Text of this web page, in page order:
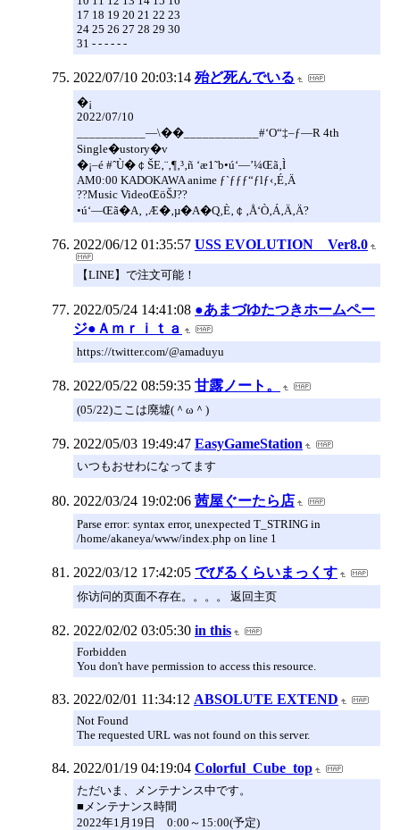
17 18 19 20 21 22 23
24 25 26 27 28 29 30
31 - - - - - -
2022/07/10 20:03:14 殆ど死んでいる
�¡
2022/07/10
___________—\��____________#‘O“‡–ƒ—R 4th
Single�ustory�v
�¡–é #ˆÙ�￠ŠE‚¨‚¶‚³‚ñ ‘æ1˜b•ú‘—’¼Œã‚Ì
AM0:00 KADOKAWA anime ƒ`ƒƒƒ“ƒlƒ‹‚É‚Ä
??Music VideoŒöŠJ??
•ú‘—Œã�A‚ ‚Æ�­‚µ�A�Q‚È‚￠‚Å‘Ò‚Á‚Ä‚Ä?
2022/06/12 01:35:57 USS EVOLUTION Ver8.0
【LINE】で注文可能！
2022/05/24 14:41:08 ●あまづゆたつきホームペー
ジ●Ａｍｒｉｔａ
https://twitter.com/@amaduyu
2022/05/22 08:59:35 甘露ノート。
(05/22)ここは廃墟(＾ω＾)
2022/05/03 19:49:47 EasyGameStation
いつもおせわになってます
2022/03/24 19:02:06 茜屋ぐーたら店
Parse error: syntax error, unexpected T_STRING in
/home/akaneya/www/index.php on line 1
2022/03/12 17:42:05 でびるくらいまっくす
你访问的页面不存在。。。。 返回主页
2022/02/02 03:05:30 in this
Forbidden
You don't have permission to access this resource.
2022/02/01 11:34:12 ABSOLUTE EXTEND
Not Found
The requested URL was not found on this server.
2022/01/19 04:19:04 Colorful_Cube_top
ただいま、メンテナンス中です。
■メンテナンス時間
2022年1月19日 0:00～15:00(予定)